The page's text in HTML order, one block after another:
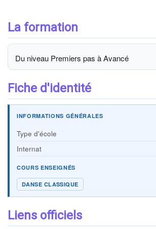
La formation
Du niveau Premiers pas à Avancé
Fiche d'identité
INFORMATIONS GÉNÉRALES
Type d'école
Internat
COURS ENSEIGNÉS
DANSE CLASSIQUE
Liens officiels